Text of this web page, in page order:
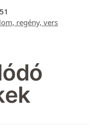
regény, vers